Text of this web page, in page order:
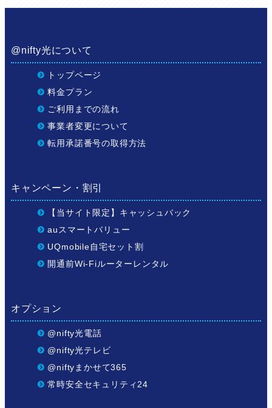
@nifty光について
トップページ
料金プラン
ご利用までの流れ
事業者変更について
転用承諾番号の取得方法
キャンペーン・割引
【当サイト限定】キャッシュバック
auスマートバリュー
UQmobile自宅セット割
開通前Wi-Fiルーターレンタル
オプション
@nifty光電話
@nifty光テレビ
@niftyまかせて365
常時安全セキュリティ24